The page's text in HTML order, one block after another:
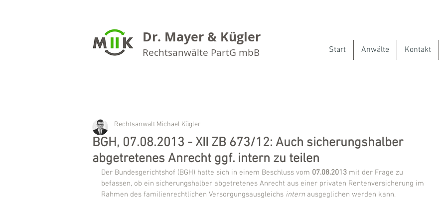
Dr. Mayer & Kügler
Rechtsanwälte PartG mbB Start Anwälte Kontakt
BGH, 07.08.2013 - XII ZB 673/12: Auch sicherungshalber
abgetretenes Anrecht ggf. intern zu teilen
Rechtsanwalt Michael Kügler
Der Bundesgerichtshof (BGH) hatte sich in einem Beschluss vom 07.08.2013 mit der Frage zu
befassen, ob ein sicherungshalber abgetretenes Anrecht aus einer privaten Rentenversicherung im
Rahmen des familienrechtlichen Versorgungsausgleichs intern ausgeglichen werden kann.